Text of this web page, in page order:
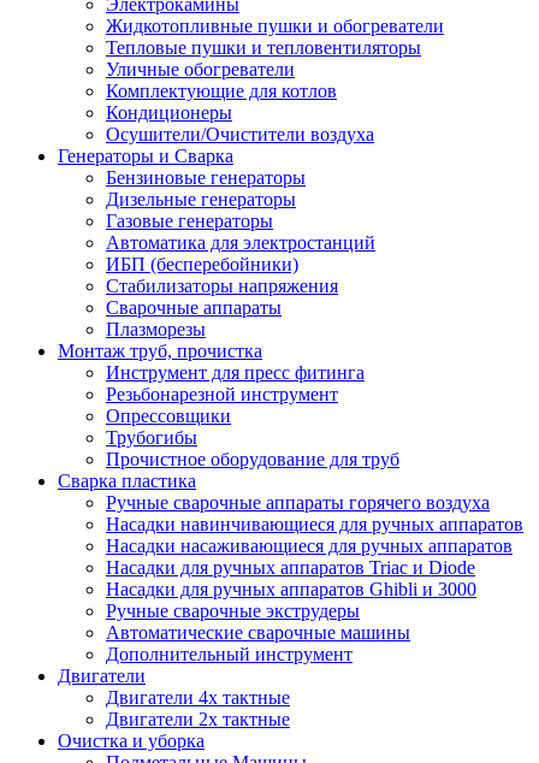
Электрокамины
Жидкотопливные пушки и обогреватели
Тепловые пушки и тепловентиляторы
Уличные обогреватели
Комплектующие для котлов
Кондиционеры
Осушители/Очистители воздуха
Генераторы и Сварка
Бензиновые генераторы
Дизельные генераторы
Газовые генераторы
Автоматика для электростанций
ИБП (бесперебойники)
Стабилизаторы напряжения
Сварочные аппараты
Плазморезы
Монтаж труб, прочистка
Инструмент для пресс фитинга
Резьбонарезной инструмент
Опрессовщики
Трубогибы
Прочистное оборудование для труб
Сварка пластика
Ручные сварочные аппараты горячего воздуха
Насадки навинчивающиеся для ручных аппаратов
Насадки насаживающиеся для ручных аппаратов
Насадки для ручных аппаратов Triac и Diode
Насадки для ручных аппаратов Ghibli и 3000
Ручные сварочные экструдеры
Автоматические сварочные машины
Дополнительный инструмент
Двигатели
Двигатели 4х тактные
Двигатели 2х тактные
Очистка и уборка